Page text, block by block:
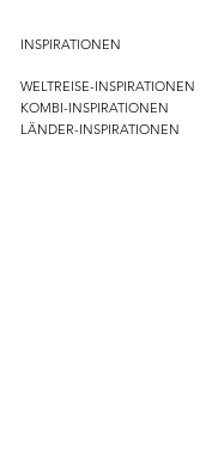
INSPIRATIONEN
WELTREISE-INSPIRATIONEN
KOMBI-INSPIRATIONEN
LÄNDER-INSPIRATIONEN